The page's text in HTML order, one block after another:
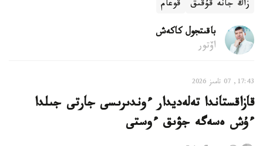
زاڭ جانە قۇقىق قوعام
باقىتجول كاكەش
اۆتور
17:43, 07 تامىز 2026
قازاقستاندا تەلەديدار ءوندىرىسى جارتى جىلدا
ءۇش ەسەگە جۋىق ءوستى